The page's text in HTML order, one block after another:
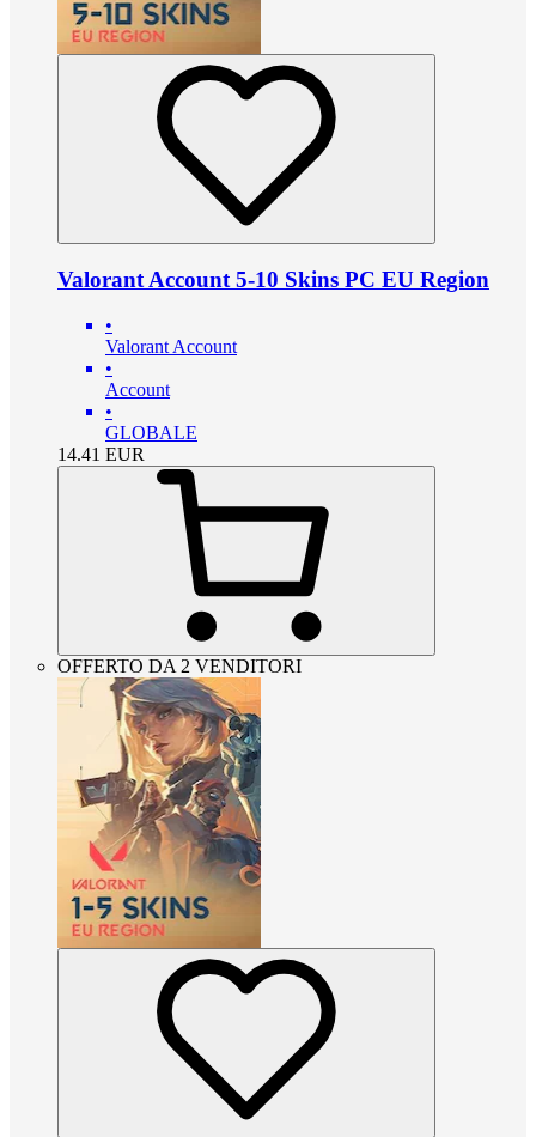
Valorant Account 5-10 Skins PC EU Region
•
Valorant Account
•
Account
•
GLOBALE
14.41 EUR
OFFERTO DA 2 VENDITORI